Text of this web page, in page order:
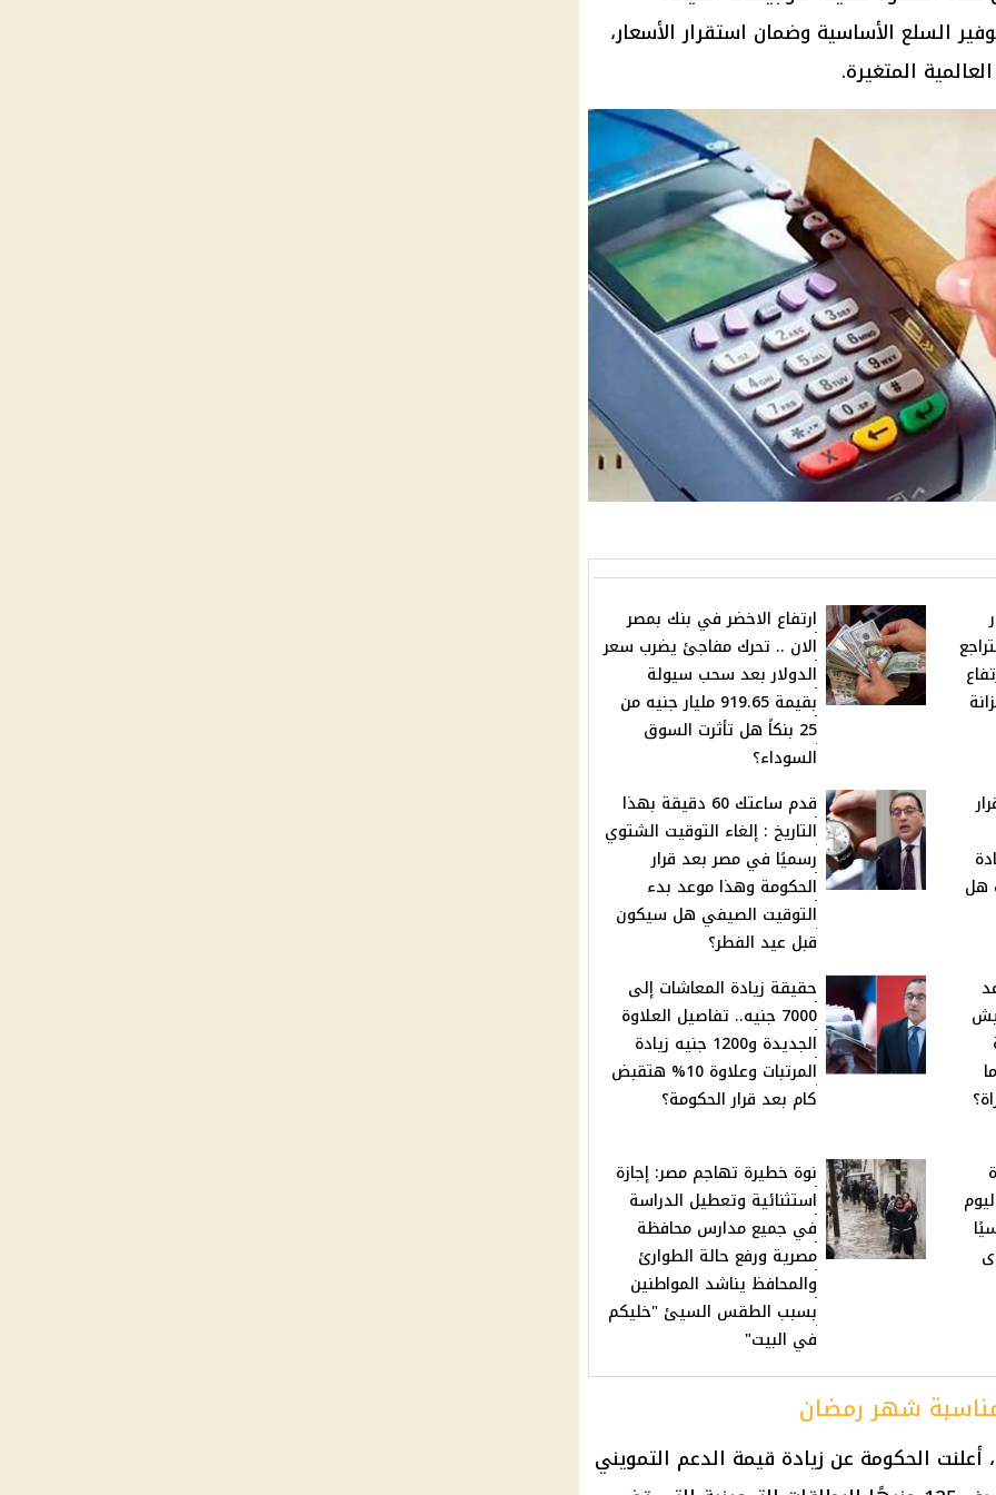
السلع الأساسية وضمان استقرار الأسعار،
المتغيرة.
ارتفاع الاخضر في بنك بمصر
الان .. تحرك مفاجئ يضرب سعر
الدولار بعد سحب سيولة
بقيمة 919.65 مليار جنيه من
25 بنكاً هل تأثرت السوق
السوداء؟
هل
قدم ساعتك 60 دقيقة بهذا
التاريخ : إلغاء التوقيت الشتوي
رسميًا في مصر بعد قرار
الحكومة وهذا موعد بدء
التوقيت الصيفي هل سيكون
قبل عيد الفطر؟
حقيقة زيادة المعاشات إلى
7000 جنيه.. تفاصيل العلاوة
الجديدة و1200 جنيه زيادة
المرتبات وعلاوة 10% هتقبض
كام بعد قرار الحكومة؟
نوة خطيرة تهاجم مصر: إجازة
استثنائية وتعطيل الدراسة
في جميع مدارس محافظة
مصرية ورفع حالة الطوارئ
والمحافظ يناشد المواطنين
بسبب الطقس السيئ "خليكم
في البيت"
شهر رمضان
الحكومة عن زيادة قيمة الدعم التمويني